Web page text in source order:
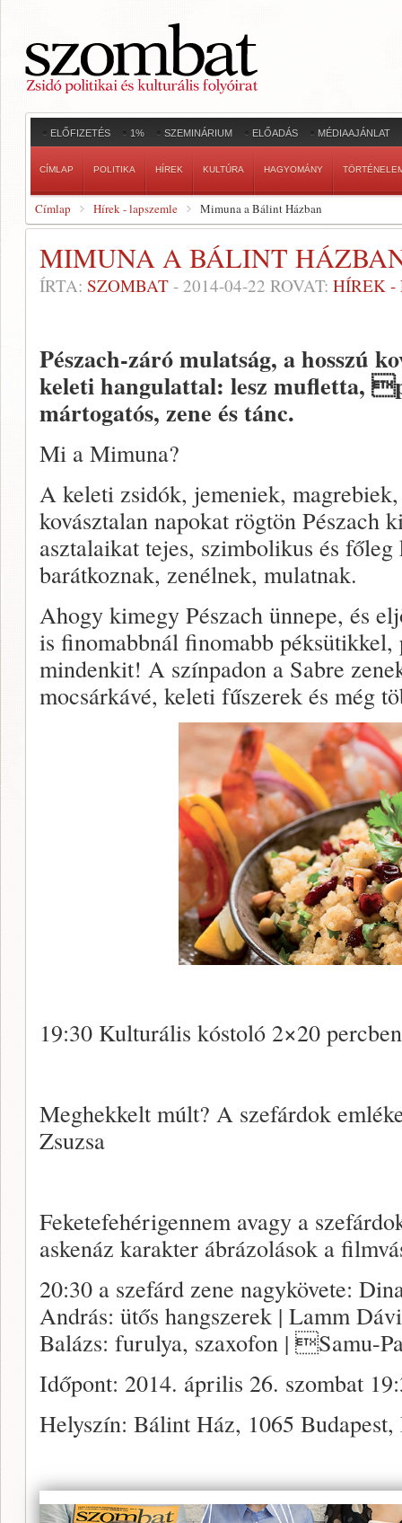
ELŐFIZETÉS 1% SZEMINÁRIUM ELŐADÁS MÉDIAAJÁNLAT
CÍMLAP POLITIKA HÍREK KULTÚRA HAGYOMÁNY
Címlap Hírek - lapszemle Mimuna a Bálint Házban
MIMUNA A BÁLINT
ÍRTA: SZOMBAT - 2014-04-22 ROVAT: HÍREK -
Pészach-záró mulatság, a hosszú
keleti hangulattal: lesz mufletta,
mártogatós, zene és tánc.
Mi a Mimuna?
A keleti zsidók, jemeniek,
kovásztalan napokat rögtön Pészach
asztalaikat tejes, szimbolikus és főleg
barátkoznak, zenélnek, mulatnak.
Ahogy kimegy Pészach ünnepe, és
is finomabbnál finomabb
mindenkit! A színpadon a Sabre
mocsárkávé, keleti fűszerek és még
19:30 Kulturális kóstoló 2×20
Meghekkelt múlt? A szefárdok
Zsuzsa
Feketefehérigennem avagy a
askenáz karakter ábrázolások a
20:30 a szefárd zene nagykövete:
András: ütős hangszerek | Lamm
Balázs: furulya, szaxofon | Samu-
Időpont: 2014. április 26. szombat
Helyszín: Bálint Ház, 1065 Budapest,